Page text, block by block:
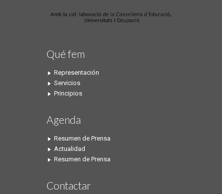
Qué fem
Representación
Servicios
Principios
Agenda
Resumen de Prensa
Actualidad
Resumen de Prensa
Contactar